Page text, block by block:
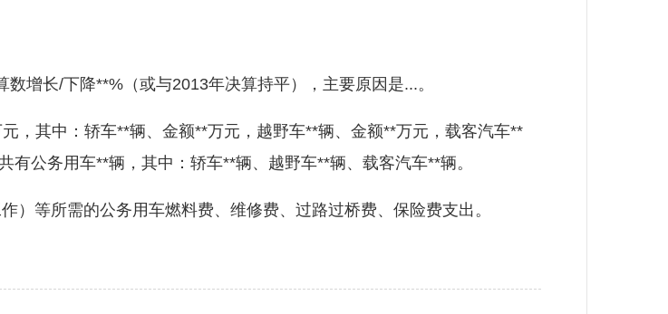
长/下降**%（或与2013年决算持平），主要原因是...。
其中：轿车**辆、金额**万元，越野车**辆、金额**万元，载客汽车**
公务用车**辆，其中：轿车**辆、越野车**辆、载客汽车**辆。
等所需的公务用车燃料费、维修费、过路过桥费、保险费支出。